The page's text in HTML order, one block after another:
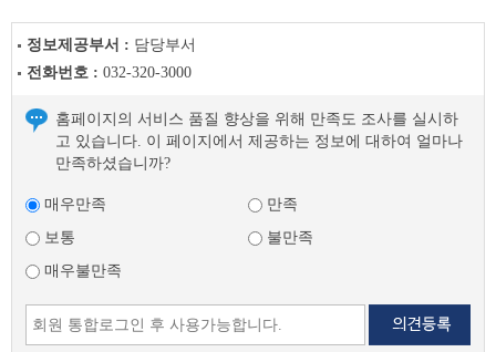
정보제공부서 : 담당부서
전화번호 : 032-320-3000
홈페이지의 서비스 품질 향상을 위해 만족도 조사를 실시하
고 있습니다. 이 페이지에서 제공하는 정보에 대하여 얼마나
만족하셨습니까?
매우만족
만족
보통
불만족
매우불만족